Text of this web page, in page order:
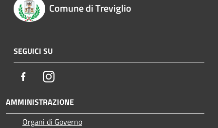
Comune di Treviglio
SEGUICI SU
FacebookInstagram
AMMINISTRAZIONE
Organi di Governo